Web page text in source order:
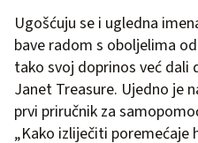
Ugošćuju se i ugledna
bave radom s oboljelima
tako svoj doprinos već dali
Janet Treasure. Ujedno je
prvi priručnik za
„Kako izliječiti poremećaje